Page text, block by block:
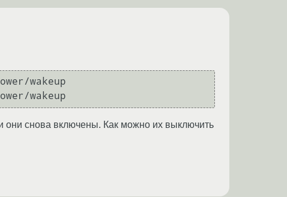
wakeup
они снова включены. Как можно их выключить